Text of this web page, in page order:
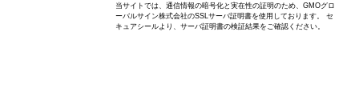
当サイトでは、通信情報の暗号化と実在性の証明のため、GMOグロ
ーバルサイン株式会社のSSLサーバ証明書を使用しております。 セ
キュアシールより、サーバ証明書の検証結果をご確認ください。